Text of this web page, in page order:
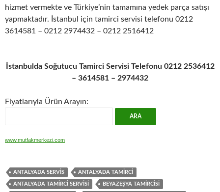
hizmet vermekte ve Türkiye’nin tamamına yedek parça satışı
yapmaktadır. İstanbul için tamirci servisi telefonu 0212
3614581 – 0212 2974432 – 0212 2516412
İstanbulda Soğutucu Tamirci Servisi Telefonu 0212 2536412
– 3614581 – 2974432
Fiyatlarıyla Ürün Arayın:
www.mutfakmerkezi.com
ANTALYADA SERVIS ANTALYADA TAMIRCI
ANTALYADA TAMIRCI SERVISI BEYAZEŞYA TAMIRCISI